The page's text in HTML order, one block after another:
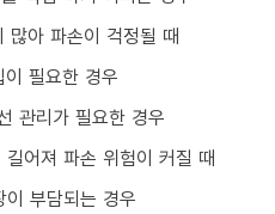
많아 파손이 걱정될 때
이 필요한 경우
관리가 필요한 경우
어져 파손 위험이 커질 때
부담되는 경우